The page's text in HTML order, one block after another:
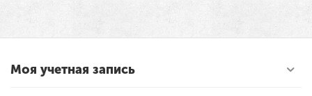
Моя учетная запись